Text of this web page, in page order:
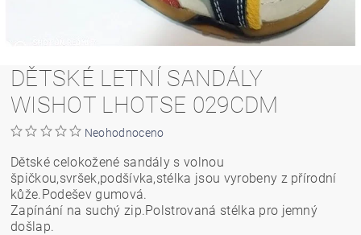
DĚTSKÉ LETNÍ SANDÁLY
WISHOT LHOTSE 029CDM
Neohodnoceno
Dětské celokožené sandály s volnou
špičkou,svršek,podšívka,stélka jsou vyrobeny z přírodní
kůže.Podešev gumová.
Zapínání na suchý zip.Polstrovaná stélka pro jemný
došlap.